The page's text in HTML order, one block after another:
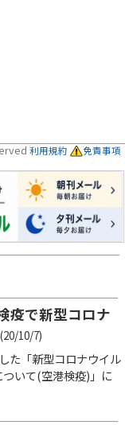
利用規約 免責事項
疫で新型コロナ
(20/10/7)
た「新型コロナウイル
いて(空港検疫)」に